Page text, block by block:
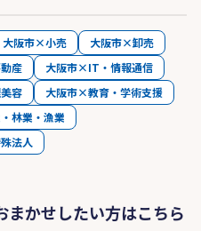
大阪市×小売
大阪市×卸売
産
大阪市×IT・情報通信
容
大阪市×教育・学術支援
林業・漁業
法人
かせしたい方はこちら